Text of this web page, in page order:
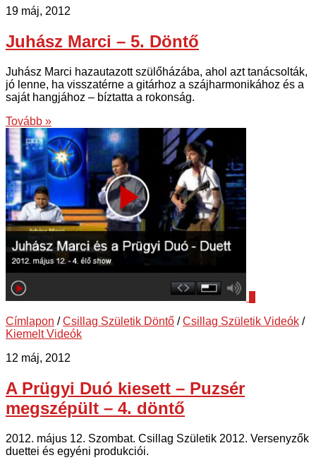
19 máj, 2012
Juhász Marci – 5. Döntő
Juhász Marci hazautazott szülőházába, ahol azt tanácsolták,
jó lenne, ha visszatérne a gitárhoz a szájharmonikához és a
saját hangjához – bíztatta a rokonság.
Tovább »
Címlapon /Csillag Születik Döntő /Csillag Születik Videók /
Kiemelt Videók
12 máj, 2012
A Prügyi Duó kiesett – Puzsér
megszépült – 4. döntő
2012. május 12. Szombat. Csillag Születik 2012. Versenyzők
duettei és egyéni produkciói.